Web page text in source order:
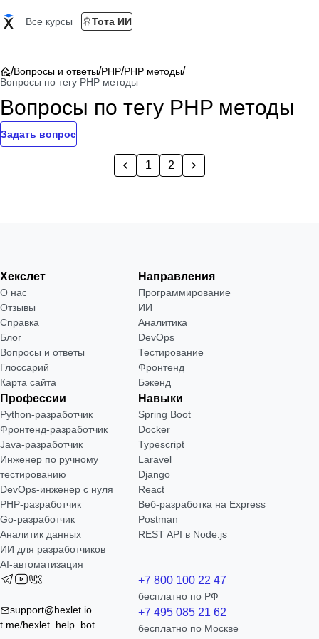
Все курсы Тота ИИ
/Вопросы и ответы/PHP/PHP методы/
Вопросы по тегу PHP методы
Вопросы по тегу PHP методы
Задать вопрос
1 2
Хекслет
О нас
Отзывы
Справка
Блог
Вопросы и ответы
Глоссарий
Карта сайта
Направления
Программирование
ИИ
Аналитика
DevOps
Тестирование
Фронтенд
Бэкенд
Профессии
Python-разработчик
Фронтенд-разработчик
Java-разработчик
Инженер по ручному
тестированию
DevOps-инженер с нуля
РНР-разработчик
Go-разработчик
Аналитик данных
ИИ для разработчиков
AI-автоматизация
Навыки
Spring Boot
Docker
Typescript
Laravel
Django
React
Веб-разработка на Express
Postman
REST API в Node.js
support@hexlet.io
t.me/hexlet_help_bot
+7 800 100 22 47
бесплатно по РФ
+7 495 085 21 62
бесплатно по Москве